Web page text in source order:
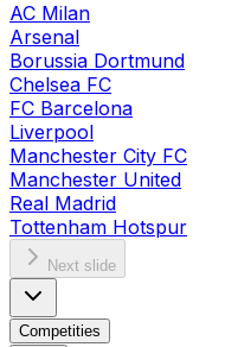
AC Milan
Arsenal
Borussia Dortmund
Chelsea FC
FC Barcelona
Liverpool
Manchester City FC
Manchester United
Real Madrid
Tottenham Hotspur
Next slide
Competities